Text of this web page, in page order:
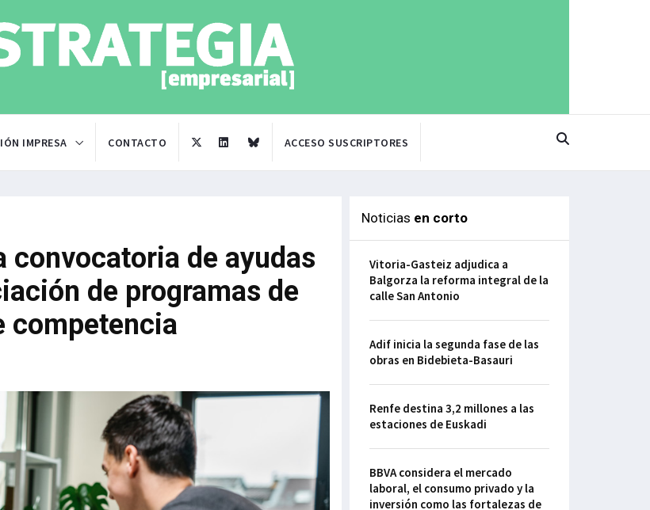
IMPRESA CONTACTO ACCESO SUSCRIPTORES
convocatoria de ayudas
de programas de
competencia
Noticias en corto
Vitoria-Gasteiz adjudica a
Balgorza la reforma integral de la
calle San Antonio
Adif inicia la segunda fase de las
obras en Bidebieta-Basauri
Renfe destina 3,2 millones a las
estaciones de Euskadi
BBVA considera el mercado
laboral, el consumo privado y la
inversión como las fortalezas de